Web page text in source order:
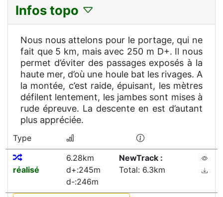
Infos topo
Nous nous attelons pour le portage, qui ne
fait que 5 km, mais avec 250 m D+. Il nous
permet d’éviter des passages exposés à la
haute mer, d’où une houle bat les rivages. A
la montée, c’est raide, épuisant, les mètres
défilent lentement, les jambes sont mises à
rude épreuve. La descente en est d’autant
plus appréciée.
Type
réalisé
6.28km
d+:245m
d-:246m
NewTrack :
Total: 6.3km